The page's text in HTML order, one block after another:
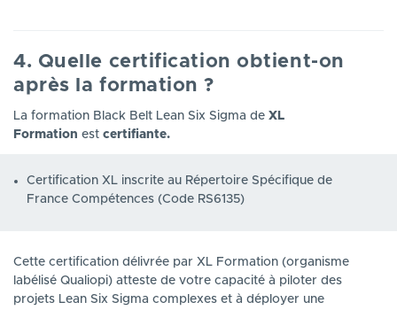
4. Quelle certification obtient-on
après la formation ?
La formation Black Belt Lean Six Sigma de XL
Formation est certifiante.
Certification XL inscrite au Répertoire Spécifique de
France Compétences (Code RS6135)
Cette certification délivrée par XL Formation (organisme
labélisé Qualiopi) atteste de votre capacité à piloter des
projets Lean Six Sigma complexes et à déployer une